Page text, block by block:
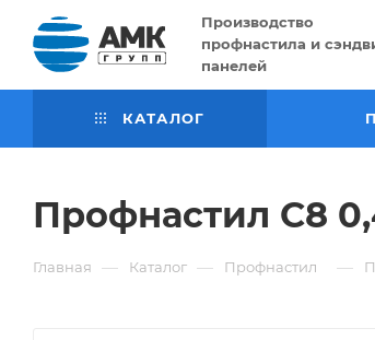
Производство
профнастила и
панелей
КАТАЛОГ
Профнастил С8
Главная — Каталог — Профнастил —